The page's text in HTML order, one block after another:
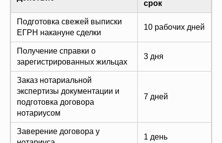
срок
Подготовка свежей выписки
ЕГРН накануне сделки
10 рабочих дней
Получение справки о
зарегистрированных жильцах
3 дня
Заказ нотариальной
экспертизы документации и
подготовка договора
нотариусом
7 дней
Заверение договора у
1 день